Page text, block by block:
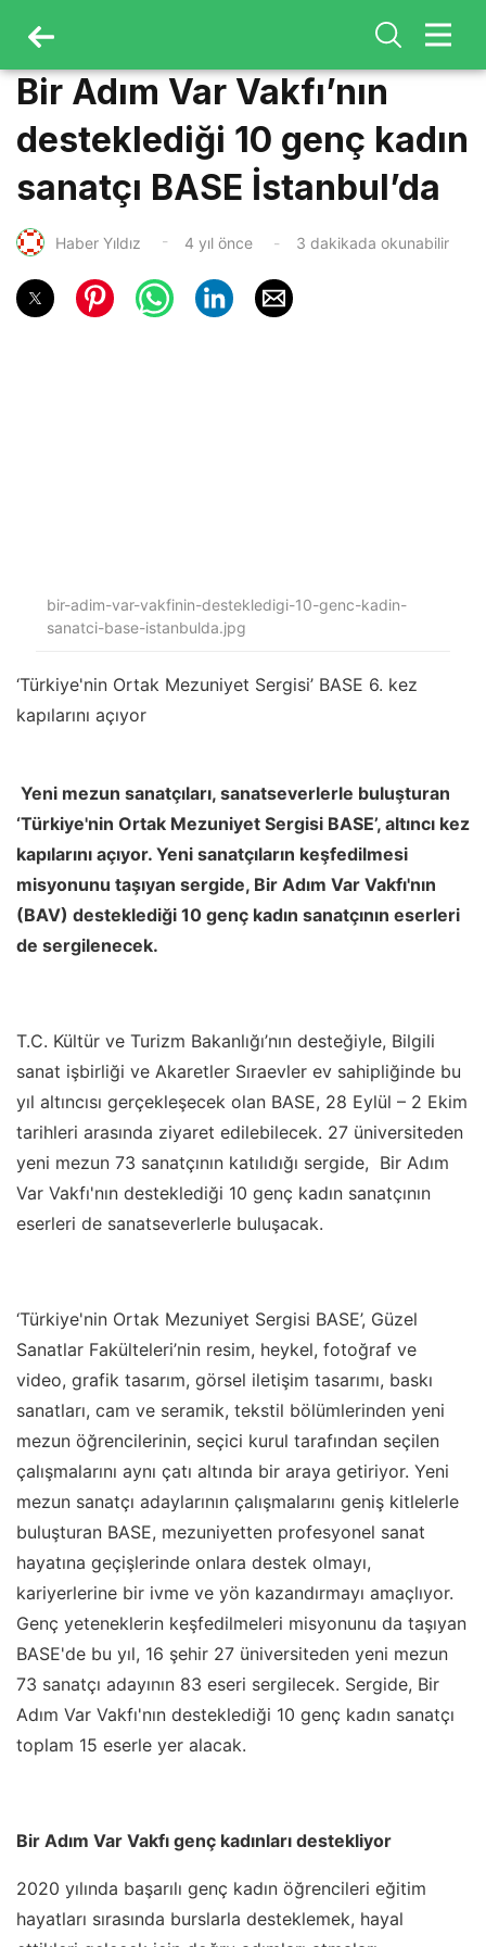
Bir Adım Var Vakfı’nın
desteklediği 10 genç kadın
sanatçı BASE İstanbul’da
Haber Yıldız 4 yıl önce 3 dakikada okunabilir
bir-adim-var-vakfinin-destekledigi-10-genc-kadin-
sanatci-base-istanbulda.jpg
‘Türkiye'nin Ortak Mezuniyet Sergisi’ BASE 6. kez
kapılarını açıyor
Yeni mezun sanatçıları, sanatseverlerle buluşturan
‘Türkiye'nin Ortak Mezuniyet Sergisi BASE’, altıncı kez
kapılarını açıyor. Yeni sanatçıların keşfedilmesi
misyonunu taşıyan sergide, Bir Adım Var Vakfı'nın
(BAV) desteklediği 10 genç kadın sanatçının eserleri
de sergilenecek.
T.C. Kültür ve Turizm Bakanlığı’nın desteğiyle, Bilgili
sanat işbirliği ve Akaretler Sıraevler ev sahipliğinde bu
yıl altıncısı gerçekleşecek olan BASE, 28 Eylül – 2 Ekim
tarihleri arasında ziyaret edilebilecek. 27 üniversiteden
yeni mezun 73 sanatçının katılıdığı sergide, Bir Adım
Var Vakfı'nın desteklediği 10 genç kadın sanatçının
eserleri de sanatseverlerle buluşacak.
‘Türkiye'nin Ortak Mezuniyet Sergisi BASE’, Güzel
Sanatlar Fakülteleri’nin resim, heykel, fotoğraf ve
video, grafik tasarım, görsel iletişim tasarımı, baskı
sanatları, cam ve seramik, tekstil bölümlerinden yeni
mezun öğrencilerinin, seçici kurul tarafından seçilen
çalışmalarını aynı çatı altında bir araya getiriyor. Yeni
mezun sanatçı adaylarının çalışmalarını geniş kitlelerle
buluşturan BASE, mezuniyetten profesyonel sanat
hayatına geçişlerinde onlara destek olmayı,
kariyerlerine bir ivme ve yön kazandırmayı amaçlıyor.
Genç yeteneklerin keşfedilmeleri misyonunu da taşıyan
BASE'de bu yıl, 16 şehir 27 üniversiteden yeni mezun
73 sanatçı adayının 83 eseri sergilecek. Sergide, Bir
Adım Var Vakfı'nın desteklediği 10 genç kadın sanatçı
toplam 15 eserle yer alacak.
Bir Adım Var Vakfı genç kadınları destekliyor
2020 yılında başarılı genç kadın öğrencileri eğitim
hayatları sırasında burslarla desteklemek, hayal